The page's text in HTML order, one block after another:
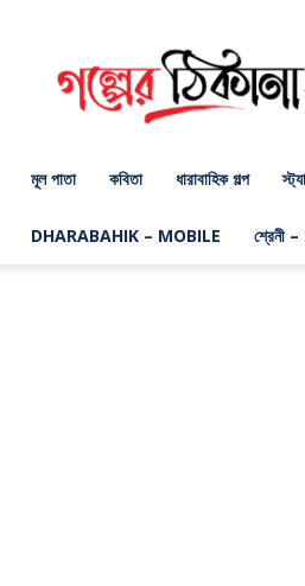
গল্পের
ঠিকানা
ডট
মূল পাতা কবিতা ধারাবাহিক গল্প
DHARABAHIK – MOBILE শ্রেনী